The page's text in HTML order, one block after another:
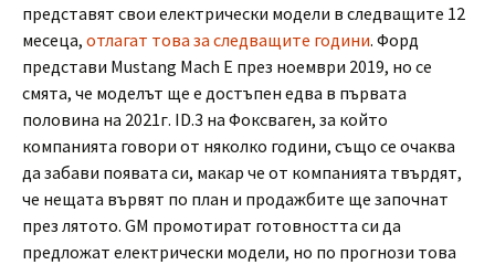
представят свои електрически модели в следващите 12
месеца, отлагат това за следващите години. Форд
представи Mustang Mach E през ноември 2019, но се
смята, че моделът ще е достъпен едва в първата
половина на 2021г. ID.3 на Фоксваген, за който
компанията говори от няколко години, също се очаква
да забави появата си, макар че от компанията твърдят,
че нещата вървят по план и продажбите ще започнат
през лятото. GM промотират готовността си да
предложат електрически модели, но по прогнози това